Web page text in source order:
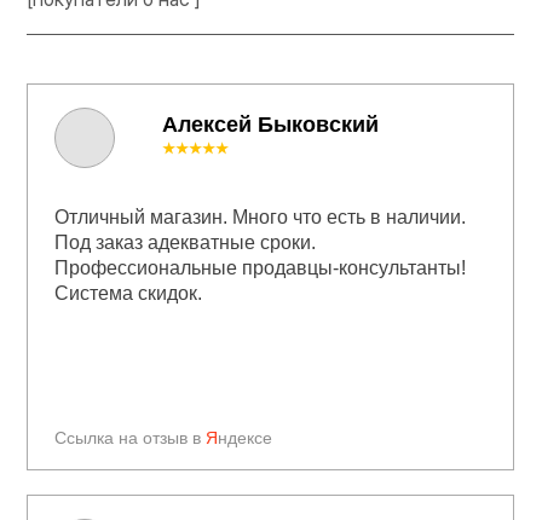
Алексей Быковский
Ссылка на отзыв в Яндексе
★★★★★
Отличный магазин. Много что есть в наличии.
Под заказ адекватные сроки.
Профессиональные продавцы-консультанты!
Система скидок.